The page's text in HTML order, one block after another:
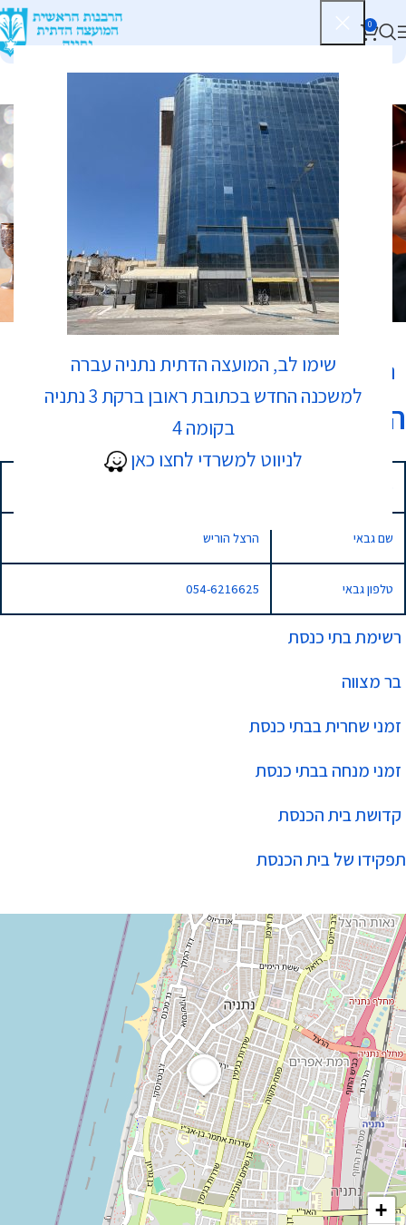
שימו לב, המועצה הדתית נתניה עברה
למשכנה החדש בכתובת ראובן ברקת 3 נתניה
בקומה 4
לניווט למשרדי לחצו כאן
0
בתי כנסת
רשימת בתי כנסת
בר מצווה
זמני שחרית בבתי כנסת
זמני מנחה בבתי כנסת
קדושת בית הכנסת
תפקידו של בית הכנסת
נווט לכאן:
היכל שלמה
שם גבאי הרצל הוריש
טלפון גבאי 054-6216625
+